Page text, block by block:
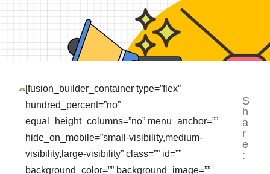
[fusion_builder_container type=”flex”
hundred_percent=”no”
equal_height_columns=”no” menu_anchor=””
hide_on_mobile=”small-visibility,medium-
visibility,large-visibility” class=”” id=””
background_color=”” background_image=””
S
h
a
r
e
:
NEXT